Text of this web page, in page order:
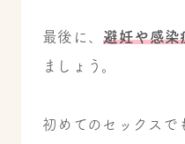
最後に、避妊や感染
ましょう。
初めてのセックスで